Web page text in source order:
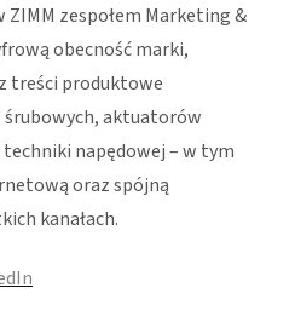
zespołem Marketing &
obecność marki,
treści produktowe
aktuatorów
napędowej – w tym
oraz spójną
kanałach.